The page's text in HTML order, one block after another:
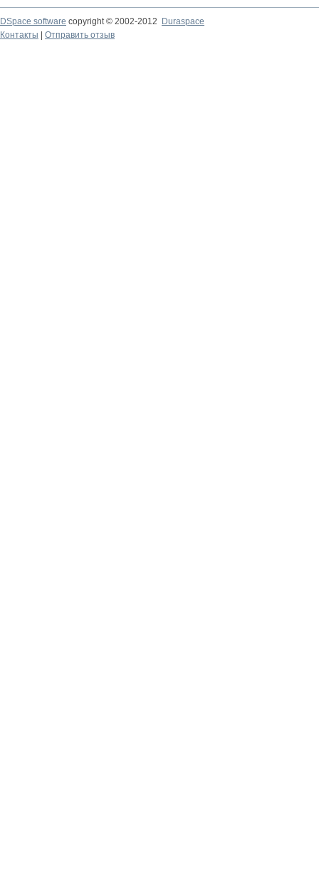
DSpace software copyright © 2002-2012
Duraspace
Контакты
Отправить отзыв